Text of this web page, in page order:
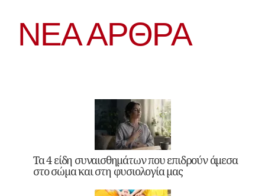
ΝΕΑ ΆΡΘΡΑ
Τα 4 είδη συναισθημάτων που επιδρούν άμεσα
στο σώμα και στη φυσιολογία μας